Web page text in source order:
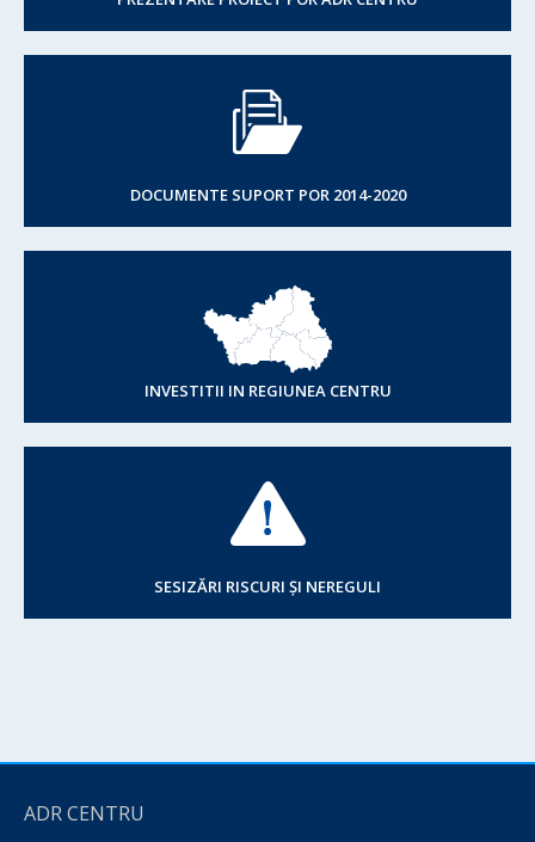
DOCUMENTE SUPORT POR 2014-2020
INVESTITII IN REGIUNEA CENTRU
SESIZĂRI RISCURI ȘI NEREGULI
ADR CENTRU